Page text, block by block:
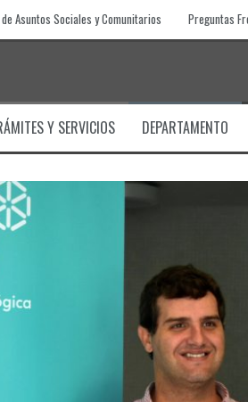
Asuntos Sociales y Comunitarios Preguntas
Y SERVICIOS DEPARTAMENTO